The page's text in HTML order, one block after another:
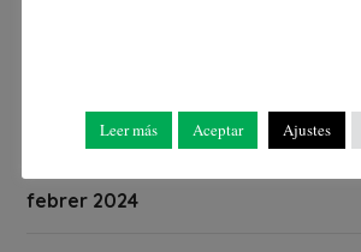
març 2024
febrer 2024
Leer más Aceptar Ajustes